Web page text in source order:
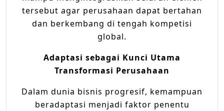
tersebut agar perusahaan dapat bertahan
dan berkembang di tengah kompetisi
global.
Adaptasi sebagai Kunci Utama
Transformasi Perusahaan
Dalam dunia bisnis progresif, kemampuan
beradaptasi menjadi faktor penentu